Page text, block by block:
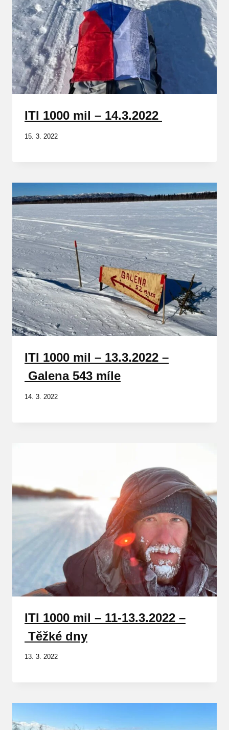
ITI 1000 mil – 14.3.2022
15. 3. 2022
ITI 1000 mil – 13.3.2022 –
Galena 543 míle
14. 3. 2022
ITI 1000 mil – 11-13.3.2022 –
Těžké dny
13. 3. 2022